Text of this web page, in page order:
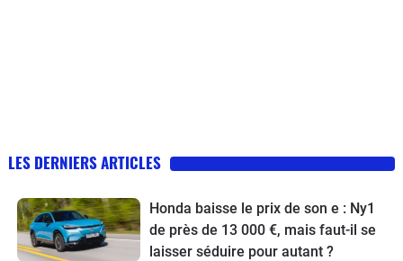
LES DERNIERS ARTICLES
Honda baisse le prix de son e : Ny1
de près de 13 000 €, mais faut-il se
laisser séduire pour autant ?